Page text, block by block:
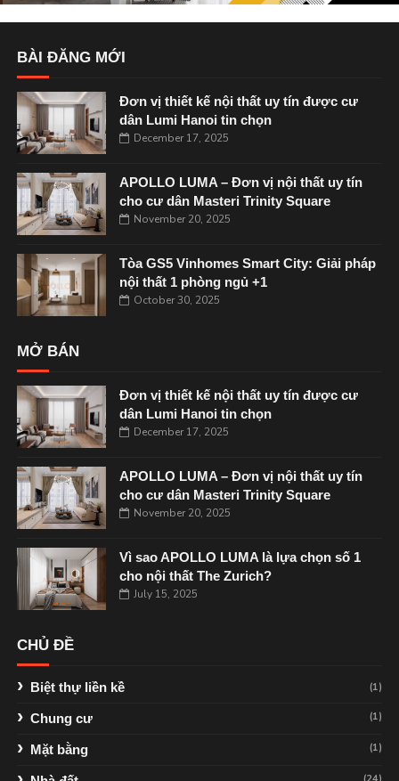
BÀI ĐĂNG MỚI
Đơn vị thiết kế nội thất uy tín được cư
dân Lumi Hanoi tin chọn
December 17, 2025
APOLLO LUMA – Đơn vị nội thất uy tín
cho cư dân Masteri Trinity Square
November 20, 2025
Tòa GS5 Vinhomes Smart City: Giải pháp
nội thất 1 phòng ngủ +1
October 30, 2025
MỞ BÁN
Đơn vị thiết kế nội thất uy tín được cư
dân Lumi Hanoi tin chọn
December 17, 2025
APOLLO LUMA – Đơn vị nội thất uy tín
cho cư dân Masteri Trinity Square
November 20, 2025
Vì sao APOLLO LUMA là lựa chọn số 1
cho nội thất The Zurich?
July 15, 2025
CHỦ ĐỀ
Biệt thự liền kề (1)
Chung cư (1)
Mặt bằng (1)